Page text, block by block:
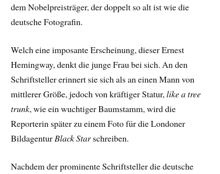
dem Nobelpreisträger, der doppelt so alt ist wie die
deutsche Fotografin.
Welch eine imposante Erscheinung, dieser Ernest
Hemingway, denkt die junge Frau bei sich. An den
Schriftsteller erinnert sie sich als an einen Mann von
mittlerer Größe, jedoch von kräftiger Statur,like a tree
trunk, wie ein wuchtiger Baumstamm, wird die
Reporterin später zu einem Foto für die Londoner
BildagenturBlack Starschreiben.
Nachdem der prominente Schriftsteller die deutsche